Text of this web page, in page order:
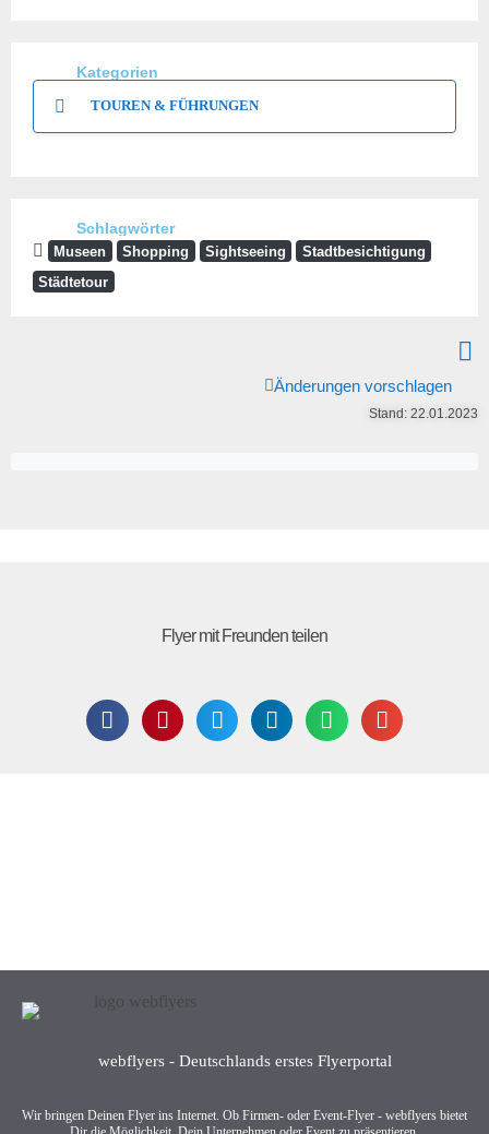
Kategorien
TOUREN & FÜHRUNGEN
Schlagwörter
Museen Shopping Sightseeing
Stadtbesichtigung
Städtetour
Änderungen vorschlagen
Stand: 22.01.2023
Flyer mit Freunden teilen
webflyers - Deutschlands erstes Flyerportal
Wir bringen Deinen Flyer ins Internet. Ob Firmen- oder Event-Flyer - webflyers bietet